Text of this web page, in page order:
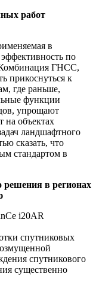
работ
в
по
ГНСС,
прикоснуться к
где раньше,
функции
упрощают
на объектах
ландшафтного
сказать, что
стандартом в
решения в регионах
i20AR
спутниковых
спутникового
существенно